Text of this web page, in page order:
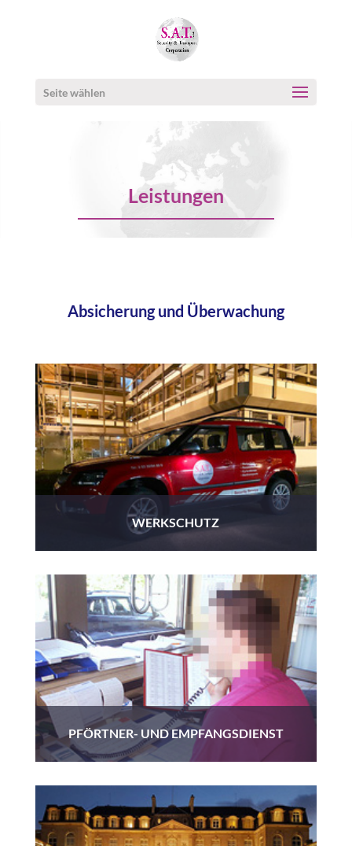
Seite wählen
Leistungen
Absicherung und Überwachung
WERKSCHUTZ
PFÖRTNER- UND EMPFANGSDIENST